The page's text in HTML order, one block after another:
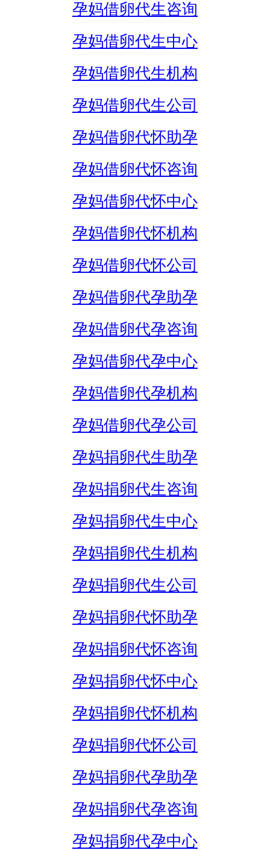
孕妈借卵代生咨询
孕妈借卵代生中心
孕妈借卵代生机构
孕妈借卵代生公司
孕妈借卵代怀助孕
孕妈借卵代怀咨询
孕妈借卵代怀中心
孕妈借卵代怀机构
孕妈借卵代怀公司
孕妈借卵代孕助孕
孕妈借卵代孕咨询
孕妈借卵代孕中心
孕妈借卵代孕机构
孕妈借卵代孕公司
孕妈捐卵代生助孕
孕妈捐卵代生咨询
孕妈捐卵代生中心
孕妈捐卵代生机构
孕妈捐卵代生公司
孕妈捐卵代怀助孕
孕妈捐卵代怀咨询
孕妈捐卵代怀中心
孕妈捐卵代怀机构
孕妈捐卵代怀公司
孕妈捐卵代孕助孕
孕妈捐卵代孕咨询
孕妈捐卵代孕中心